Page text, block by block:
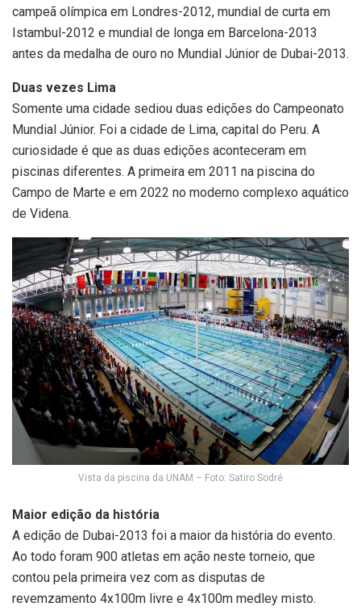
campeã olímpica em Londres-2012, mundial de curta em
Istambul-2012 e mundial de longa em Barcelona-2013
antes da medalha de ouro no Mundial Júnior de Dubai-2013.
Duas vezes Lima
Somente uma cidade sediou duas edições do Campeonato
Mundial Júnior. Foi a cidade de Lima, capital do Peru. A
curiosidade é que as duas edições aconteceram em
piscinas diferentes. A primeira em 2011 na piscina do
Campo de Marte e em 2022 no moderno complexo aquático
de Videna.
Vista da piscina da UNAM – Foto: Satiro Sodré
Maior edição da história
A edição de Dubai-2013 foi a maior da história do evento.
Ao todo foram 900 atletas em ação neste torneio, que
contou pela primeira vez com as disputas de
revemzamento 4x100m livre e 4x100m medley misto.